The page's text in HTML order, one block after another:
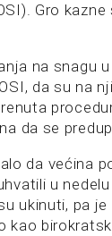
Gro
na snagu
da su na
da se
da većina
u
ukinuti, pa
kao